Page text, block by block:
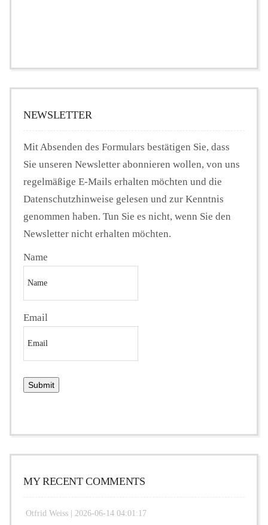
NEWSLETTER
Mit Absenden des Formulars bestätigen Sie, dass
Sie unseren Newsletter abonnieren wollen, von uns
regelmäßige E-Mails erhalten möchten und die
Datenschutzhinweise gelesen und zur Kenntnis
genommen haben. Tun Sie es nicht, wenn Sie den
Newsletter nicht erhalten möchten.
Name
Email
MY RECENT COMMENTS
Otfrid Weiss | 2026-06-14 04:01:17